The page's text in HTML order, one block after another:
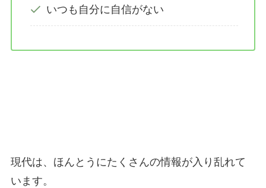
いつも自分に自信がない
現代は、ほんとうにたくさんの情報が入り乱れて
います。